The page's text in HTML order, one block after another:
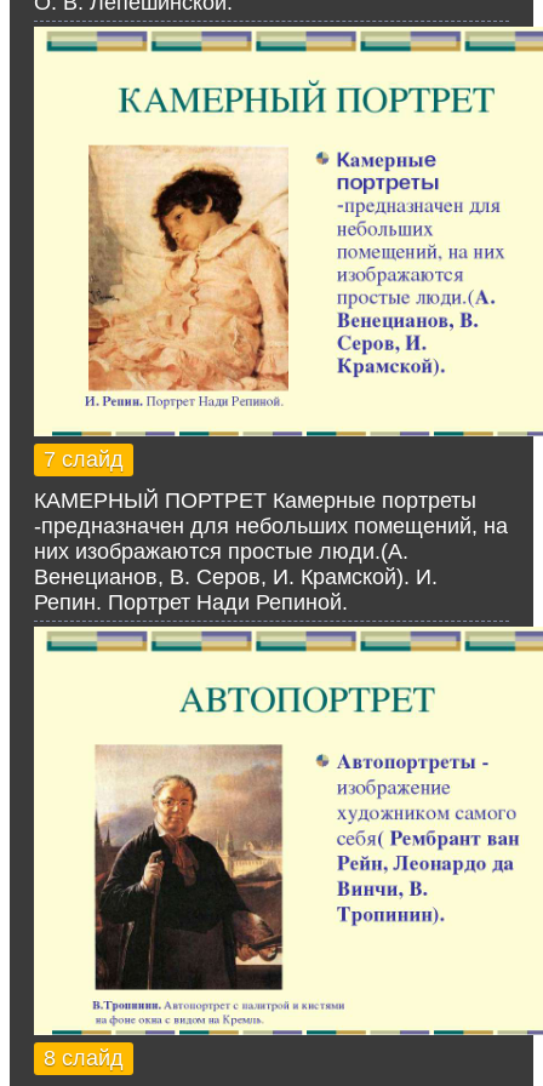
7 слайд
КАМЕРНЫЙ ПОРТРЕТ Камерные портреты
-предназначен для небольших помещений, на
них изображаются простые люди.(А.
Венецианов, В. Серов, И. Крамской). И.
Репин. Портрет Нади Репиной.
8 слайд